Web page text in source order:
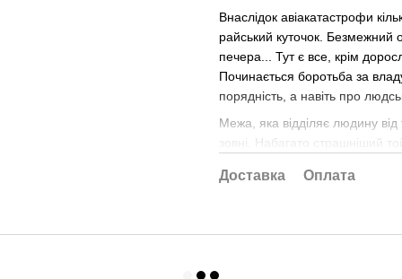
Внаслідок авіакатастрофи
райський куточок. Безмежний
печера... Тут є все, крім
Починається боротьба за
порядність, а навіть про
Межа, яка відділяє людину
зовні. Набагато страшніший
Доставка Оплата